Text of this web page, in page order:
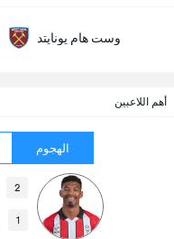
وست هام يونايتد
أهم اللاعبين
الهجوم
2
1